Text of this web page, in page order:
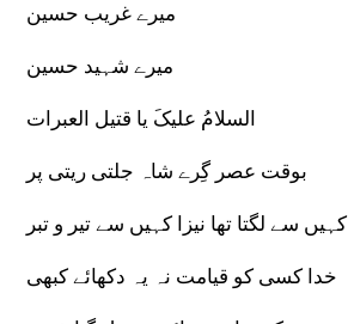
میرے غریب حسین
میرے شہید حسین
السلامُ علیکَ یا قتیل العبرات
بوقت عصر گِرے شاہ جلتی ریتی پر
کہیں سے لگتا تھا نیزا کہیں سے تیر و تبر
خدا کسی کو قیامت نہ یہ دکھائے کبھی